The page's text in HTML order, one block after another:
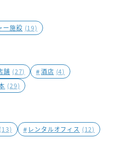
ー施設 (19)
舗 (27) #酒店 (4)
(29)
(13) # レンタルオフィス (12)